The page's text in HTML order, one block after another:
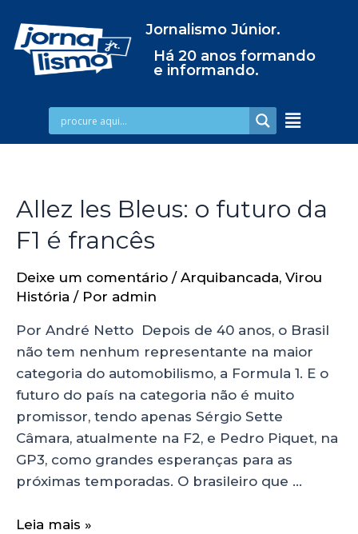
Jornalismo Júnior.
Há 20 anos formando
e informando.
Allez les Bleus: o futuro da
F1 é francês
Deixe um comentário / Arquibancada, Virou
História / Por admin
Por André Netto Depois de 40 anos, o Brasil
não tem nenhum representante na maior
categoria do automobilismo, a Formula 1. E o
futuro do país na categoria não é muito
promissor, tendo apenas Sérgio Sette
Câmara, atualmente na F2, e Pedro Piquet, na
GP3, como grandes esperanças para as
próximas temporadas. O brasileiro que …
Leia mais »